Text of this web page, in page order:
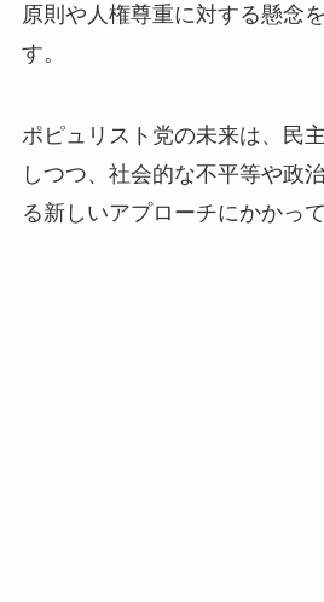
原則や人権尊重に対する懸念
す。
ポピュリスト党の未来は、民
しつつ、社会的な不平等や政
る新しいアプローチにかかって